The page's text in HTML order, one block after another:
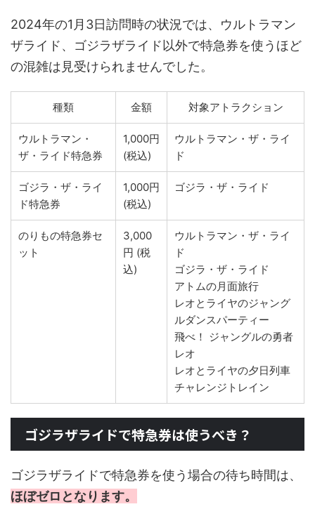
2024年の1月3日訪問時の状況では、ウルトラマン
ザライド、ゴジラザライド以外で特急券を使うほど
の混雑は見受けられませんでした。
種類 金額 対象アトラクション
ウルトラマン・
ザ・ライド特急券
1,000円
(税込)
ウルトラマン・ザ・ライ
ド
ゴジラ・ザ・ライ
ド特急券
1,000円
(税込)
ゴジラ・ザ・ライド
のりもの特急券セ
ット
3,000
円 (税
込)
ウルトラマン・ザ・ライ
ド
ゴジラ・ザ・ライド
アトムの月面旅行
レオとライヤのジャング
ルダンスパーティー
飛べ！ ジャングルの勇者
レオ
レオとライヤの夕日列車
チャレンジトレイン
ゴジラザライドで特急券は使うべき？
ゴジラザライドで特急券を使う場合の待ち時間は、
ほぼゼロとなります。